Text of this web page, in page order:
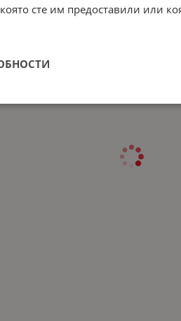
сте им предоставили или